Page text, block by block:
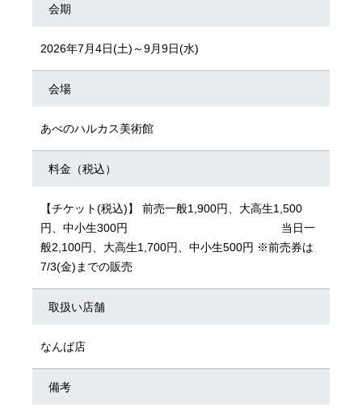
会期
2026年7月4日(土)～9月9日(水)
会場
あべのハルカス美術館
料金（税込）
【チケット(税込)】 前売一般1,900円、大高生1,500
円、中小生300円 当日一
般2,100円、大高生1,700円、中小生500円 ※前売券は
7/3(金)までの販売
取扱い店舗
なんば店
備考